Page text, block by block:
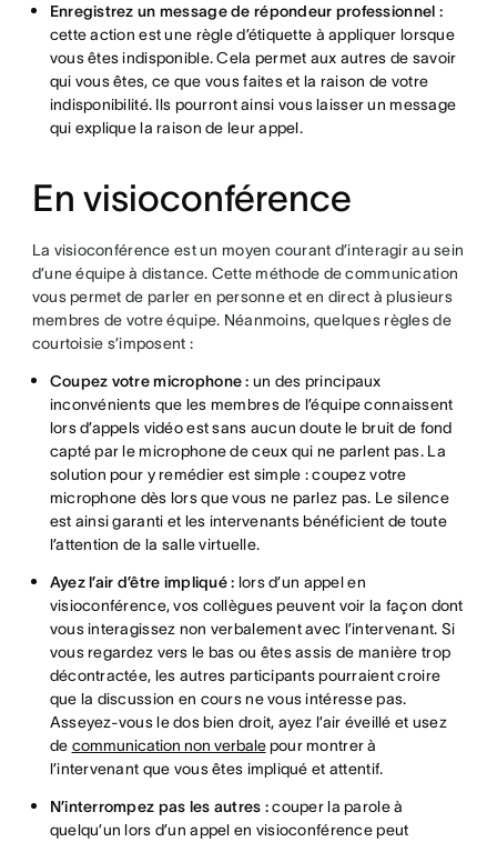
Enregistrez un message de répondeur professionnel :
cette action est une règle d’étiquette à appliquer lorsque
vous êtes indisponible. Cela permet aux autres de savoir
qui vous êtes, ce que vous faites et la raison de votre
indisponibilité. Ils pourront ainsi vous laisser un message
qui explique la raison de leur appel.
En visioconférence
La visioconférence est un moyen courant d’interagir au sein
d’une équipe à distance. Cette méthode de communication
vous permet de parler en personne et en direct à plusieurs
membres de votre équipe. Néanmoins, quelques règles de
courtoisie s’imposent :
Coupez votre microphone : un des principaux
inconvénients que les membres de l’équipe connaissent
lors d’appels vidéo est sans aucun doute le bruit de fond
capté par le microphone de ceux qui ne parlent pas. La
solution pour y remédier est simple : coupez votre
microphone dès lors que vous ne parlez pas. Le silence
est ainsi garanti et les intervenants bénéficient de toute
l’attention de la salle virtuelle.
Ayez l’air d’être impliqué : lors d’un appel en
visioconférence, vos collègues peuvent voir la façon dont
vous interagissez non verbalement avec l’intervenant. Si
vous regardez vers le bas ou êtes assis de manière trop
décontractée, les autres participants pourraient croire
que la discussion en cours ne vous intéresse pas.
Asseyez-vous le dos bien droit, ayez l’air éveillé et usez
de communication non verbalepour montrer à
l’intervenant que vous êtes impliqué et attentif.
N’interrompez pas les autres :couper la parole à
quelqu’un lors d’un appel en visioconférence peut